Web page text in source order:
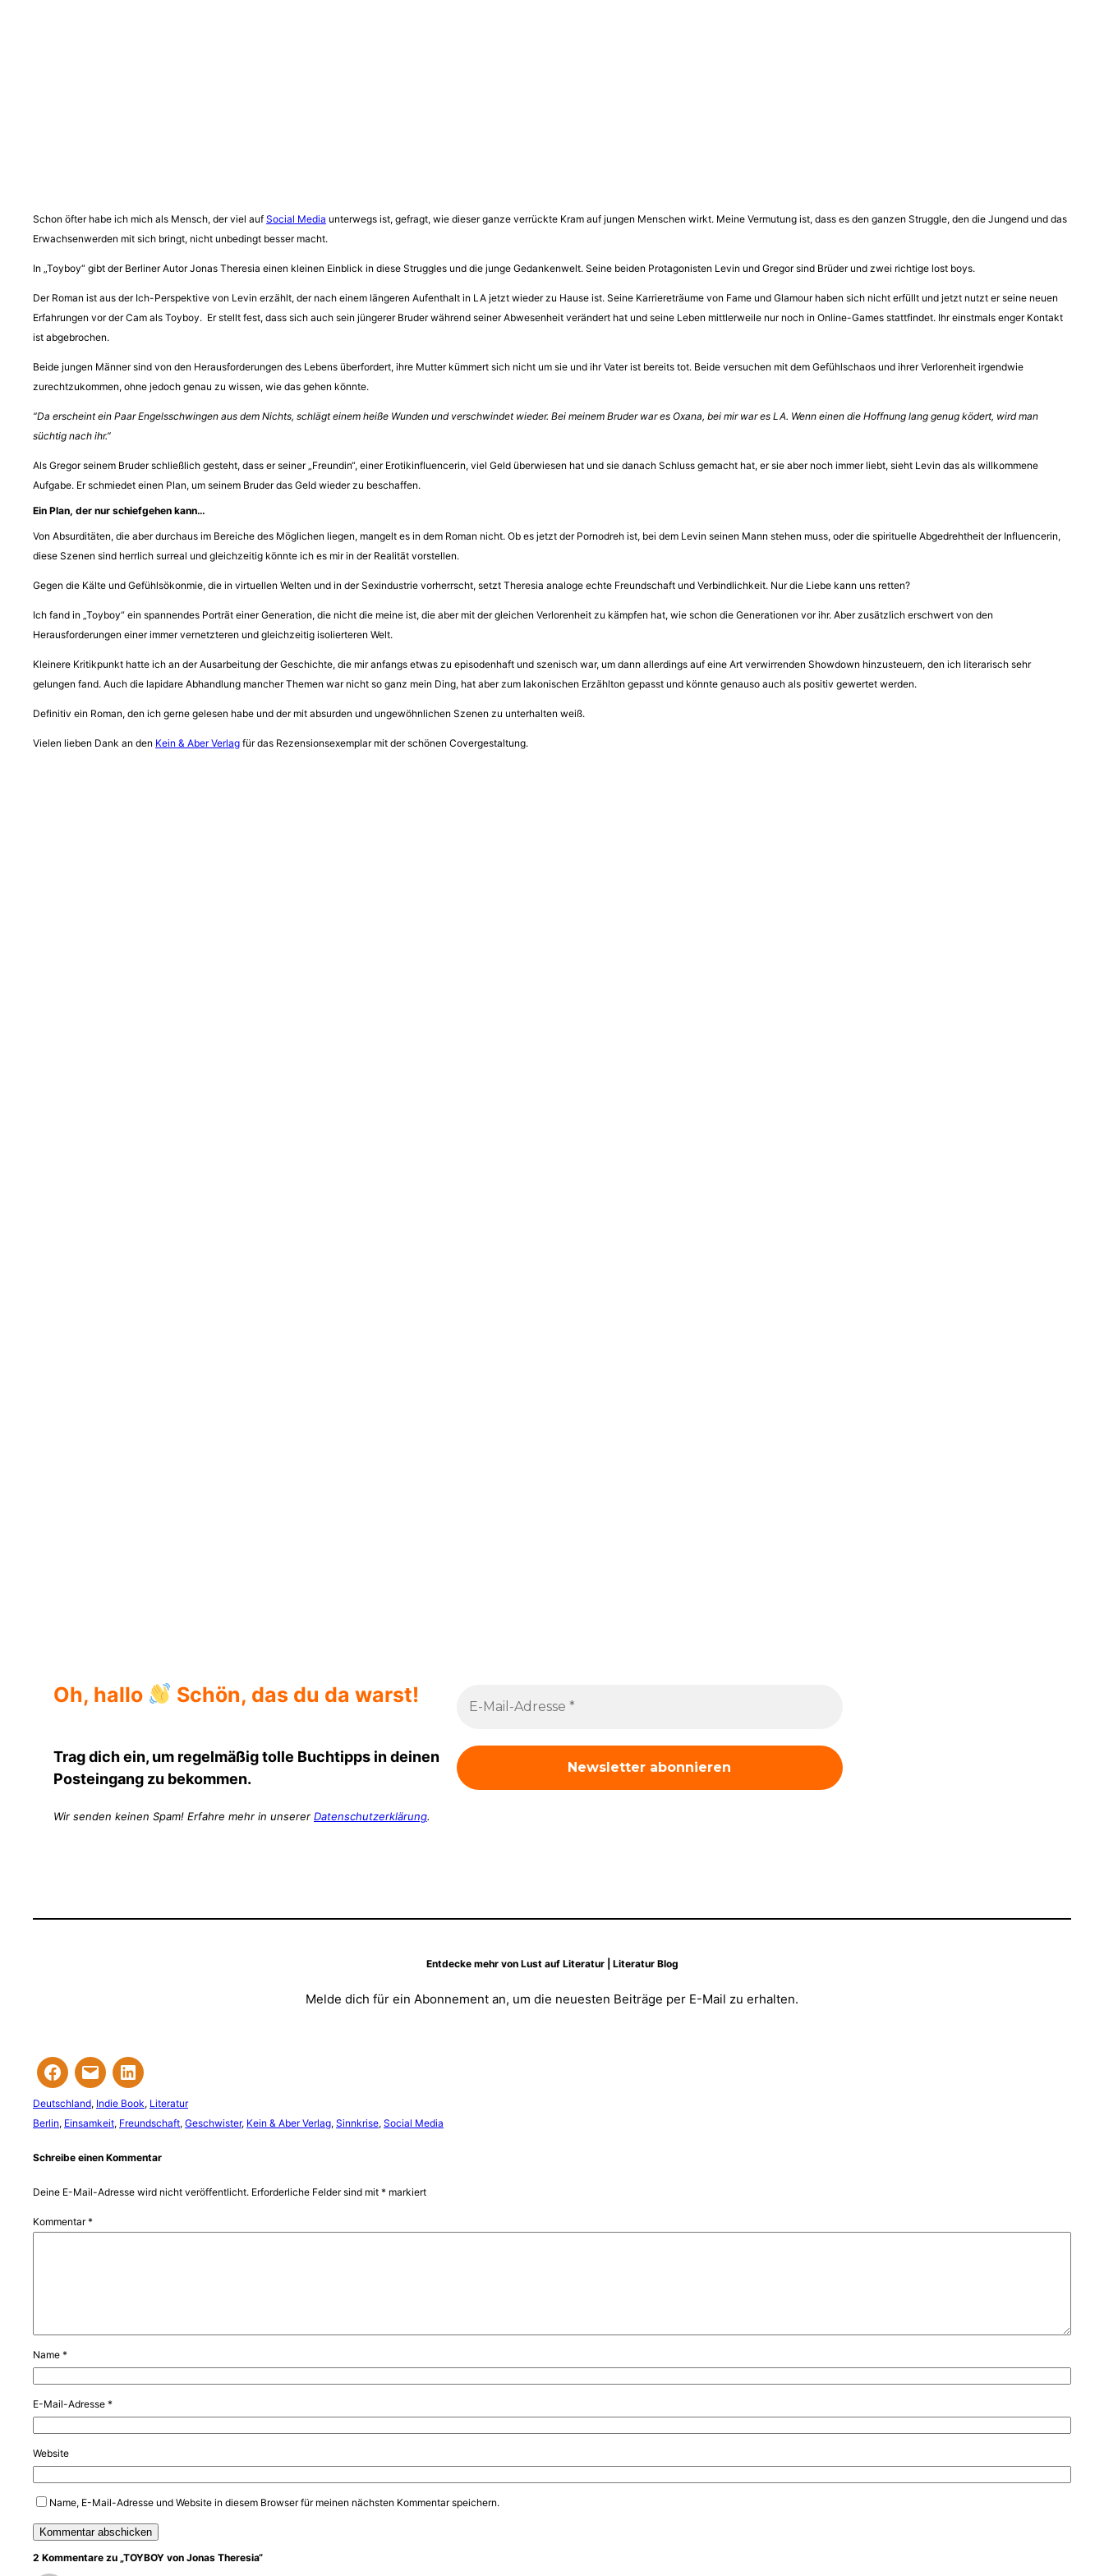
Schon öfter habe ich mich als Mensch, der viel auf Social Media unterwegs ist, gefragt, wie dieser ganze verrückte Kram auf jungen Menschen wirkt. Meine Vermutung ist, dass es den ganzen Struggle, den die Jungend und das
Erwachsenwerden mit sich bringt, nicht unbedingt besser macht.
In „Toyboy“ gibt der Berliner Autor Jonas Theresia einen kleinen Einblick in diese Struggles und die junge Gedankenwelt. Seine beiden Protagonisten Levin und Gregor sind Brüder und zwei richtige lost boys.
Der Roman ist aus der Ich-Perspektive von Levin erzählt, der nach einem längeren Aufenthalt in LA jetzt wieder zu Hause ist. Seine Karriereträume von Fame und Glamour haben sich nicht erfüllt und jetzt nutzt er seine neuen
Erfahrungen vor der Cam als Toyboy. Er stellt fest, dass sich auch sein jüngerer Bruder während seiner Abwesenheit verändert hat und seine Leben mittlerweile nur noch in Online-Games stattfindet. Ihr einstmals enger Kontakt
ist abgebrochen.
Beide jungen Männer sind von den Herausforderungen des Lebens überfordert, ihre Mutter kümmert sich nicht um sie und ihr Vater ist bereits tot. Beide versuchen mit dem Gefühlschaos und ihrer Verlorenheit irgendwie
zurechtzukommen, ohne jedoch genau zu wissen, wie das gehen könnte.
“Da erscheint ein Paar Engelsschwingen aus dem Nichts, schlägt einem heiße Wunden und verschwindet wieder. Bei meinem Bruder war es Oxana, bei mir war es LA. Wenn einen die Hoffnung lang genug ködert, wird man
süchtig nach ihr.”
Als Gregor seinem Bruder schließlich gesteht, dass er seiner „Freundin“, einer Erotikinfluencerin, viel Geld überwiesen hat und sie danach Schluss gemacht hat, er sie aber noch immer liebt, sieht Levin das als willkommene
Aufgabe. Er schmiedet einen Plan, um seinem Bruder das Geld wieder zu beschaffen.
Ein Plan, der nur schiefgehen kann…
Von Absurditäten, die aber durchaus im Bereiche des Möglichen liegen, mangelt es in dem Roman nicht. Ob es jetzt der Pornodreh ist, bei dem Levin seinen Mann stehen muss, oder die spirituelle Abgedrehtheit der Influencerin,
diese Szenen sind herrlich surreal und gleichzeitig könnte ich es mir in der Realität vorstellen.
Gegen die Kälte und Gefühlsökonmie, die in virtuellen Welten und in der Sexindustrie vorherrscht, setzt Theresia analoge echte Freundschaft und Verbindlichkeit. Nur die Liebe kann uns retten?
Ich fand in „Toyboy“ ein spannendes Porträt einer Generation, die nicht die meine ist, die aber mit der gleichen Verlorenheit zu kämpfen hat, wie schon die Generationen vor ihr. Aber zusätzlich erschwert von den
Herausforderungen einer immer vernetzteren und gleichzeitig isolierteren Welt.
Kleinere Kritikpunkt hatte ich an der Ausarbeitung der Geschichte, die mir anfangs etwas zu episodenhaft und szenisch war, um dann allerdings auf eine Art verwirrenden Showdown hinzusteuern, den ich literarisch sehr
gelungen fand. Auch die lapidare Abhandlung mancher Themen war nicht so ganz mein Ding, hat aber zum lakonischen Erzählton gepasst und könnte genauso auch als positiv gewertet werden.
Definitiv ein Roman, den ich gerne gelesen habe und der mit absurden und ungewöhnlichen Szenen zu unterhalten weiß.
Vielen lieben Dank an den Kein & Aber Verlag für das Rezensionsexemplar mit der schönen Covergestaltung.
Oh, hallo Schön, das du da warst!
Trag dich ein, um regelmäßig tolle Buchtipps in deinen
Posteingang zu bekommen.
Wir senden keinen Spam! Erfahre mehr in unserer Datenschutzerklärung.
Entdecke mehr von Lust auf Literatur | Literatur Blog
Melde dich für ein Abonnement an, um die neuesten Beiträge per E-Mail zu erhalten.
Deutschland, Indie Book, Literatur
Berlin, Einsamkeit, Freundschaft, Geschwister, Kein & Aber Verlag, Sinnkrise, Social Media
Schreibe einen Kommentar
Deine E-Mail-Adresse wird nicht veröffentlicht. Erforderliche Felder sind mit * markiert
Kommentar*
Name *
E-Mail-Adresse *
Website
Name, E-Mail-Adresse und Website in diesem Browser für meinen nächsten Kommentar speichern.
2 Kommentare zu „TOYBOY von Jonas Theresia“